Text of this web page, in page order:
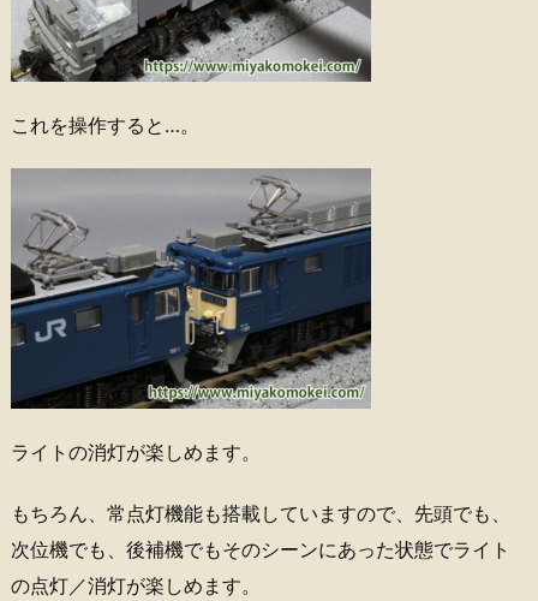
これを操作すると…。
ライトの消灯が楽しめます。
もちろん、常点灯機能も搭載していますので、先頭でも、
次位機でも、後補機でもそのシーンにあった状態でライト
の点灯／消灯が楽しめます。